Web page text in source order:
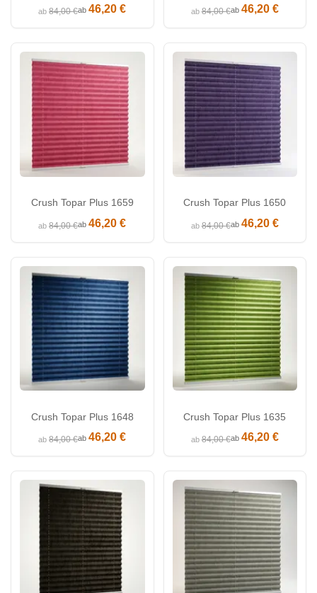
ab84,00 €ab46,20 € ab84,00 €ab 46,20 €
Crush Topar Plus 1659
ab84,00 €ab46,20 €
Crush Topar Plus 1650
ab84,00 €ab 46,20 €
Crush Topar Plus 1648
ab84,00 €ab46,20 €
Crush Topar Plus 1635
ab84,00 €ab 46,20 €